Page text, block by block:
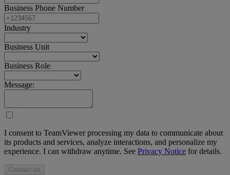
Business Phone Number
Industry
Business Unit
Business Role
Message:
I consent to TeamViewer processing my data to communicate about
its products and services, analyze interactions, and personalize my
experience. I can withdraw anytime. See Privacy Notice for details.
Contact us